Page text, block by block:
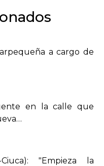
a cargo de
en la calle que
"Empieza la